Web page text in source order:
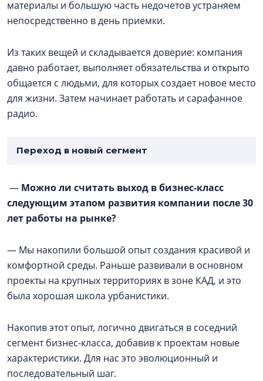
материалы и большую часть недочетов устраняем
непосредственно в день приемки.
Из таких вещей и складывается доверие: компания
давно работает, выполняет обязательства и открыто
общается с людьми, для которых создает новое место
для жизни. Затем начинает работать и сарафанное
радио.
Переход в новый сегмент
— Можно ли считать выход в бизнес-класс
следующим этапом развития компании после 30
лет работы на рынке?
— Мы накопили большой опыт создания красивой и
комфортной среды. Раньше развивали в основном
проекты на крупных территориях в зоне КАД, и это
была хорошая школа урбанистики.
Накопив этот опыт, логично двигаться в соседний
сегмент бизнес-класса, добавив к проектам новые
характеристики. Для нас это эволюционный и
последовательный шаг.